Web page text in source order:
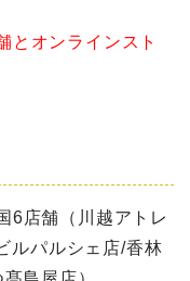
とオンラインスト
6店舗（川越アトレ
ルパルシェ店/香林